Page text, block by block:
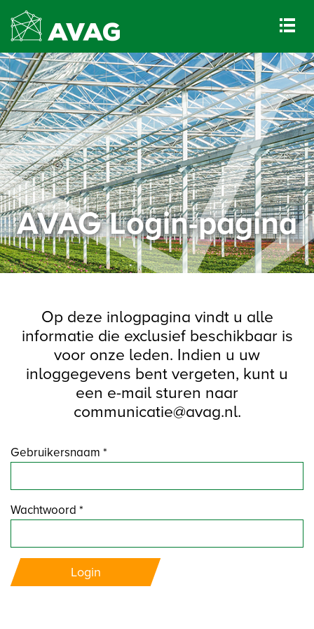
AVAG Login-pagina
Op deze inlogpagina vindt u alle
informatie die exclusief beschikbaar is
voor onze leden. Indien u uw
inloggegevens bent vergeten, kunt u
een e-mail sturen naar
communicatie@avag.nl.
Gebruikersnaam *
Wachtwoord *
Login